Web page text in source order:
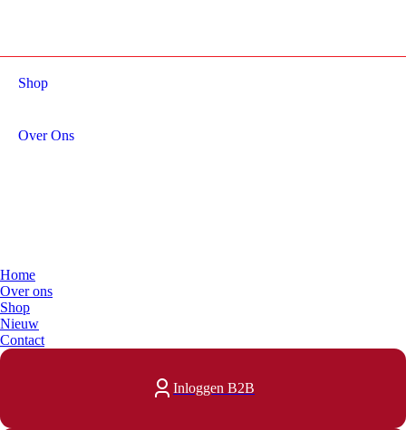
Shop
Over Ons
Home
Over ons
Shop
Nieuw
Contact
Inloggen B2B